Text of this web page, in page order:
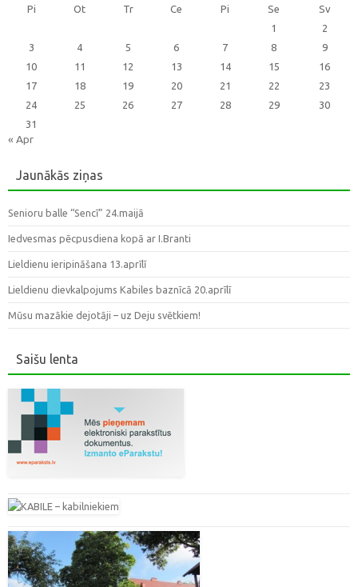
Pi
Ot Tr Ce Pi Se
Sv
1
2
3
4 5 6 7 8
9
10
11 12 13 14 15
16
17
18 19 20 21 22
23
24
25 26 27 28 29
30
31
« Apr
Jaunākās ziņas
Senioru balle “Sencī” 24.maijā
Iedvesmas pēcpusdiena kopā ar I.Branti
Lieldienu ieripināšana 13.aprīlī
Lieldienu dievkalpojums Kabiles baznīcā 20.aprīlī
Mūsu mazākie dejotāji – uz Deju svētkiem!
Saišu lenta